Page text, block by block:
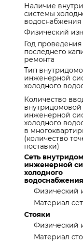
Наличие
системы
водоснабжения
Физический
Год проведения
последнего
ремонта
Тип
инженерной
холодного
Количество
внутридомовой
инженерной
холодного
в
(количество
поставки)
Сеть
инженерной
холодного
водоснабжения
Физический
Материал
Стояки
Физический
Материал